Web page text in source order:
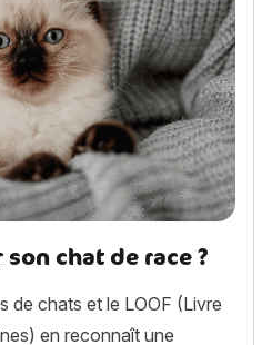
chat de race ?
de chats et le LOOF (Livre
en reconnaît une